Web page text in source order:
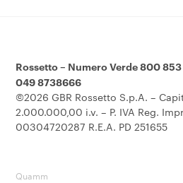
Rossetto – Numero Verde 800
049 8738666
©2026 GBR Rossetto S.p.A. –
2.000.000,00 i.v. – P. IVA Reg.
00304720287 R.E.A. PD 251655
Quamm